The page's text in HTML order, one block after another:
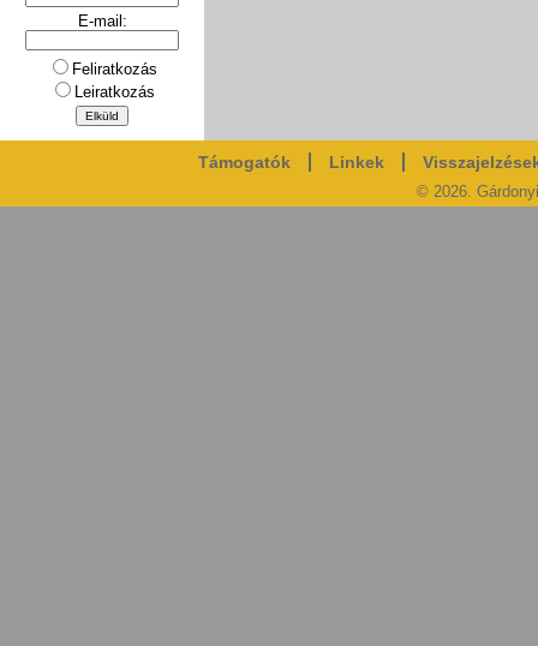
E-mail:
Feliratkozás
Leiratkozás
Támogatók Linkek
© 2026.